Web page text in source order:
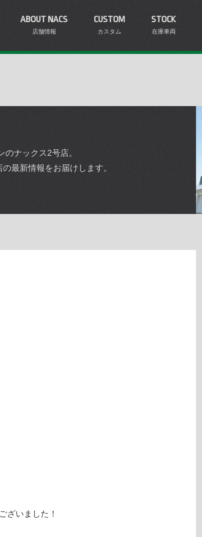
ABOUT NACS
店舗情報
CUSTOM
カスタム
STOCK
在庫車両
のナックス2号店。
最新情報をお届けします。
ざいました！